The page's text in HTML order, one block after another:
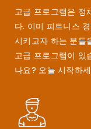
고급 프로그램은 정
다. 이미 피트니스
시키고자 하는 분들
고급 프로그램이 있
나요? 오늘 시작하